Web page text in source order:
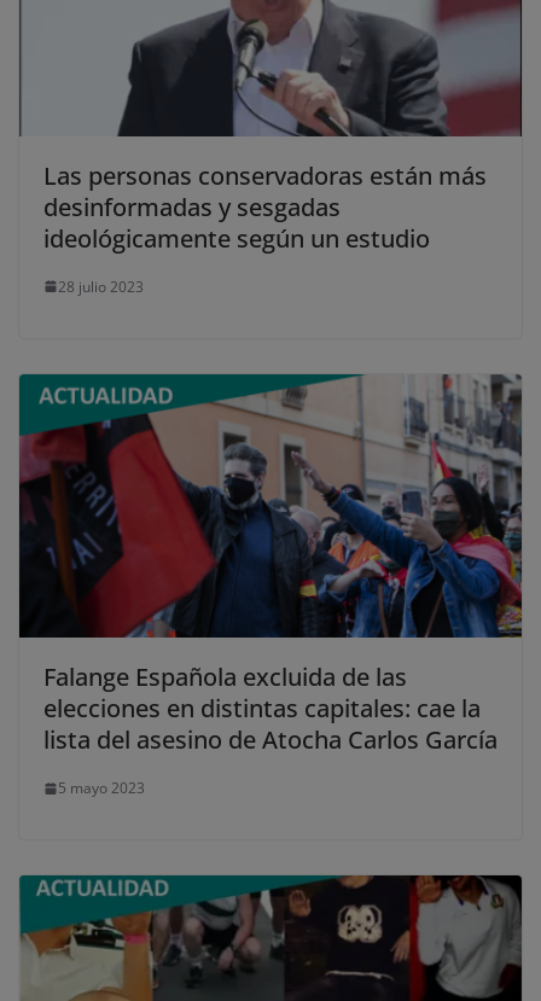
Las personas conservadoras están más
desinformadas y sesgadas
ideológicamente según un estudio
28 julio 2023
Falange Española excluida de las
elecciones en distintas capitales: cae la
lista del asesino de Atocha Carlos García
5 mayo 2023